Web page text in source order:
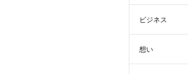
ビジネス
想い